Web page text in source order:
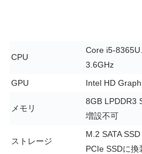
CPU
Core i5-
3.6GHz
GPU
Intel HD
メモリ
8GB LPDDR3
増設不可
ストレージ
M.2 SATA
PCIe SSDに換